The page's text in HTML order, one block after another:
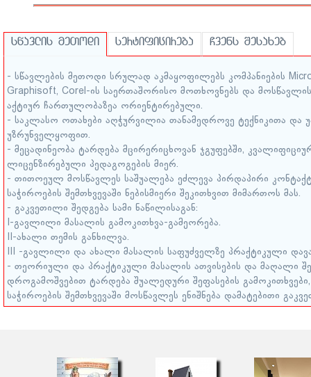
swavlis meTodi sertificireba Cvens Sesaxeb
- სწავლების მეთოდი სრულად აკმაყოფილებს კომპანიების
Graphisoft, Corel-ის საერთაშორისო მოთხოვნებს და
აქტიურ ჩართულობაზეა ორიენტირებული.
- საკლასო ოთახები აღჭურვილია თანამედროვე ტექნიკითა და
უზრუნველყოფით.
- მეცადინეობა ტარდება მცირერიცხოვან ჯგუფებში,
ლიცენზირებული პედაგოგების მიერ.
- თითოეულ მოსწავლეს საშუალება ეძლევა პირდაპირი
საჭიროების შემთხვევაში ნებისმიერი შეკითხვით მიმართოს მას.
- გაკვეთილი შედგება სამი ნაწილისაგან:
I-გავლილი მასალის გამოკითხვა-გამეორება.
II-ახალი თემის განხილვა.
III -გავლილი და ახალი მასალის საფუძველზე პრაქტიკული
- თეორიული და პრაქტიკული მასალის ათვისების და მაღალი
დროგამოშვებით ტარდება შუალედური შეფასების
საჭიროების შემთხვევაში მოსწავლეს ენიშნება დამატებითი